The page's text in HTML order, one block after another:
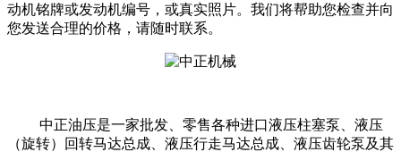
动机铭牌或发动机编号，或真实照片。我们将帮助您检查并向
您发送合理的价格，请随时联系。
中正油压是一家批发、零售各种进口液压柱塞泵、液压
（旋转）回转马达总成、液压行走马达总成、液压齿轮泵及其